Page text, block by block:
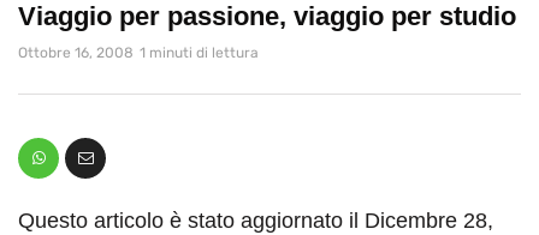
Viaggio per passione, viaggio per studio
Ottobre 16, 2008 1 minuti di lettura
Questo articolo è stato aggiornato il Dicembre 28,